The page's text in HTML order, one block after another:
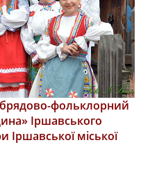
фольклорний
Іршавського
Іршавської міської